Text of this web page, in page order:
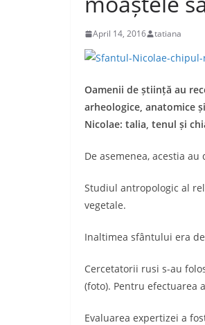
April 14, 2016 tatiana
Oamenii de știință au
arheologice, anatomice
Nicolae: talia, tenul și
De asemenea, acestia
Studiul antropologic al
vegetale.
Inaltimea sfântului era
Cercetatorii rusi s-au
(foto). Pentru efectuarea
Evaluarea expertizei a